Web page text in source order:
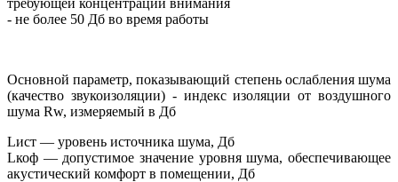
- не более 50 Дб во время работы
Основной параметр, показывающий степень ослабления шума
(качество звукоизоляции) - индекс изоляции от воздушного
шума Rw, измеряемый в Дб
Lист — уровень источника шума, Дб
Lкоф — допустимое значение уровня шума, обеспечивающее
акустический комфорт в помещении, Дб